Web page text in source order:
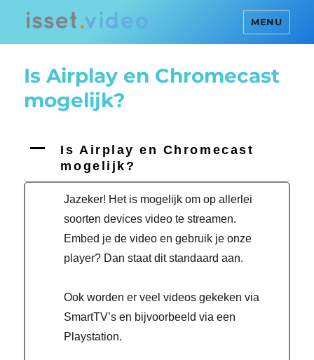
MENU
Is Airplay en Chromecast
mogelijk?
A
Is Airplay en Chromecast
mogelijk?
Jazeker! Het is mogelijk om op allerlei
soorten devices video te streamen.
Embed je de video en gebruik je onze
player? Dan staat dit standaard aan.
Ook worden er veel videos gekeken via
SmartTV’s en bijvoorbeeld via een
Playstation.